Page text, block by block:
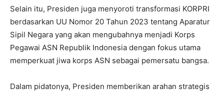
Selain itu, Presiden juga menyoroti transformasi KORPRI
berdasarkan UU Nomor 20 Tahun 2023 tentang Aparatur
Sipil Negara yang akan mengubahnya menjadi Korps
Pegawai ASN Republik Indonesia dengan fokus utama
memperkuat jiwa korps ASN sebagai pemersatu bangsa.
Dalam pidatonya, Presiden memberikan arahan strategis